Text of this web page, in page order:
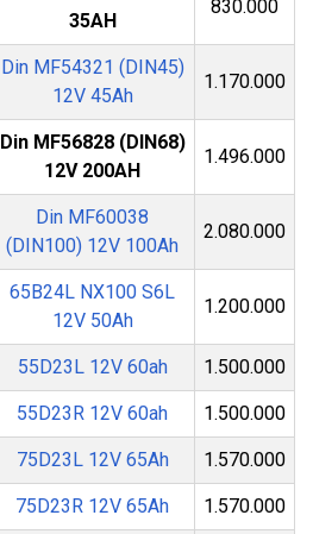
35AH
830.000
Din MF54321 (DIN45)
12V 45Ah
1.170.000
Din MF56828 (DIN68)
12V 200AH
1.496.000
Din MF60038
(DIN100) 12V 100Ah
2.080.000
65B24L NX100 S6L
12V 50Ah
1.200.000
55D23L 12V 60ah 1.500.000
55D23R 12V 60ah 1.500.000
75D23L 12V 65Ah 1.570.000
75D23R 12V 65Ah 1.570.000